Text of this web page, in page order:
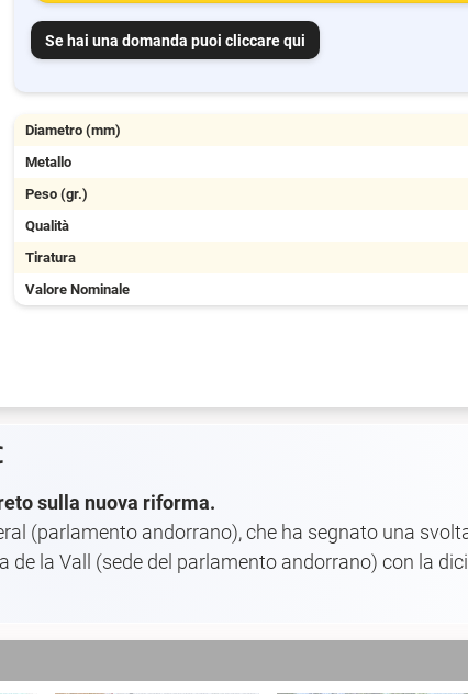
Se hai una domanda puoi cliccare qui
Diametro (mm)
Metallo
Peso (gr.)
Qualità
Tiratura
Valore Nominale
sulla nuova riforma.
(parlamento andorrano), che ha segnato una
la Vall (sede del parlamento andorrano) con la